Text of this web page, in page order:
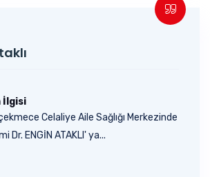
İlgisi
Celaliye Aile Sağlığı Merkezinde
Dr. ENGİN ATAKLI' ya...